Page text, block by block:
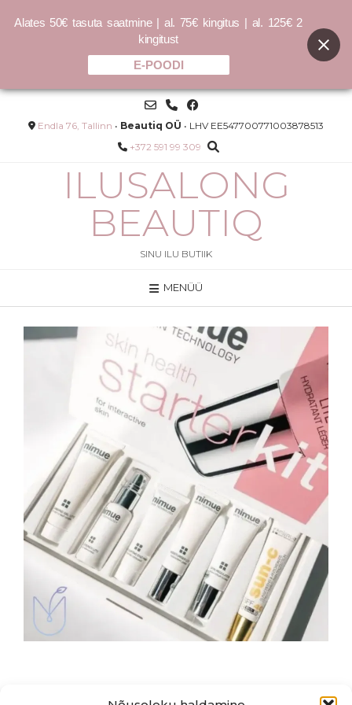
Päikesekaitse tooniga SPF 40
light, medium, dark - Light
34.00€
Skip
contentEndla 76, Tallinn • Beautiq OÜ • LHV EE547700771003878513
+372 591 99 309
ILUSALONG
BEAUTIQ
SINU ILU BUTIIK
MENÜÜ
Alates 50€ tasuta saatmine | al. 75€ kingitus | al. 125€ 2
kingitust
E-POODI